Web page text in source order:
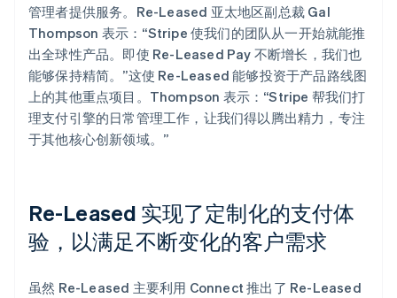
管理者提供服务。Re-Leased 亚太地区副总裁 Gal
Thompson 表示：“Stripe 使我们的团队从一开始就能推
出全球性产品。即使 Re-Leased Pay 不断增长，我们也
能够保持精简。”这使 Re-Leased 能够投资于产品路线图
上的其他重点项目。Thompson 表示：“Stripe 帮我们打
理支付引擎的日常管理工作，让我们得以腾出精力，专注
于其他核心创新领域。”
Re-Leased 实现了定制化的支付体
验，以满足不断变化的客户需求
虽然 Re-Leased 主要利用 Connect 推出了 Re-Leased